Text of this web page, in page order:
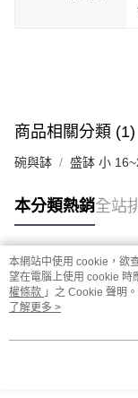
商品相關分類 (1)
碗與缽 盛缽 小
本分類熱銷全站
熱門標籤
本網站中使用 cookie，欲
望在電腦上使用 cookie 時
權條款 」之 Cookie 聲明
用條款之 Cookie 聲明使用
了解更多 >